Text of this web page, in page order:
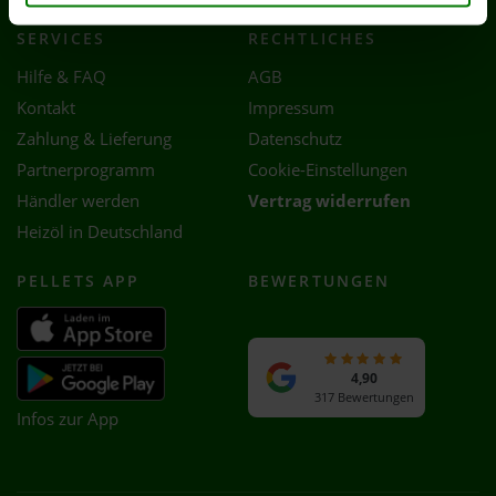
SERVICES
Hilfe & FAQ
Kontakt
Zahlung & Lieferung
Partnerprogramm
Händler werden
Heizöl in Deutschland
RECHTLICHES
AGB
Impressum
Datenschutz
Cookie-Einstellungen
Vertrag widerrufen
PELLETS APP
Infos zur App
BEWERTUNGEN
4,90
317 Bewertungen